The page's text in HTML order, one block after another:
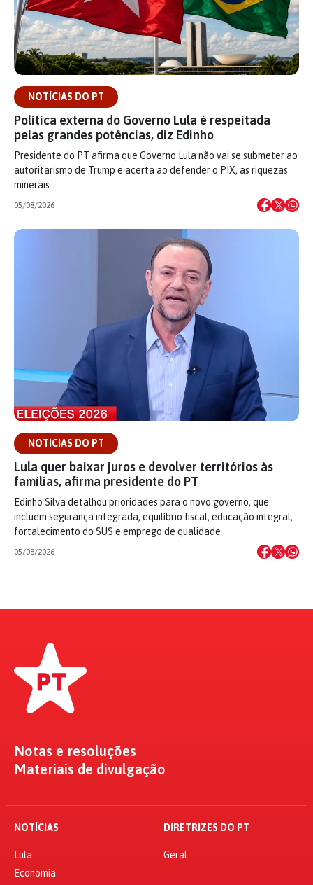
NOTÍCIAS DO PT
Política externa do Governo Lula é respeitada
pelas grandes potências, diz Edinho
Presidente do PT afirma que Governo Lula não vai se submeter ao
autoritarismo de Trump e acerta ao defender o PIX, as riquezas
minerais…
05/08/2026
NOTÍCIAS DO PT
Lula quer baixar juros e devolver territórios às
famílias, afirma presidente do PT
Edinho Silva detalhou prioridades para o novo governo, que
incluem segurança integrada, equilíbrio fiscal, educação integral,
fortalecimento do SUS e emprego de qualidade
05/08/2026
Notas e resoluções
Materiais de divulgação
NOTÍCIAS
Lula
Economia
DIRETRIZES DO PT
Geral